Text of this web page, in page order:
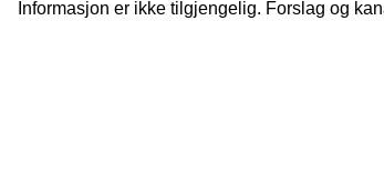
Informasjon er ikke tilgjengelig. Forslag og